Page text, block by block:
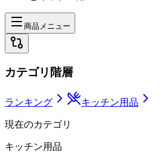
商品メニュー
カテゴリ階層
ランキング キッチン用品
現在のカテゴリ
キッチン用品